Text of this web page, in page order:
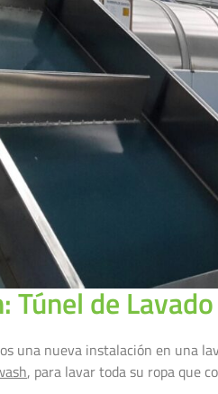
Túnel de
una nueva instalación en una
, para lavar toda su ropa que